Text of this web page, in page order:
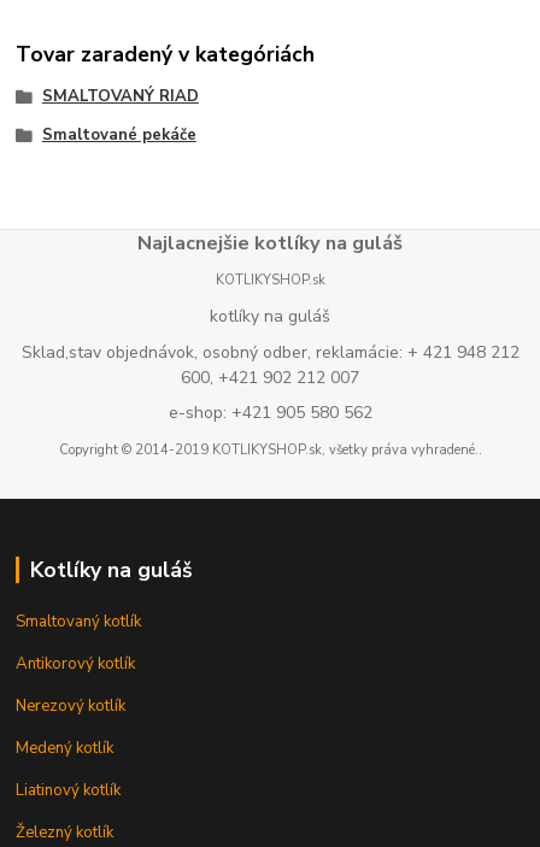
Tovar zaradený v kategóriách
SMALTOVANÝ RIAD
Smaltované pekáče
Najlacnejšie kotlíky na guláš
KOTLIKYSHOP.sk
kotlíky na guláš
Sklad,stav objednávok, osobný odber, reklamácie: + 421 948 212
600, +421 902 212 007
e-shop: +421 905 580 562
Copyright © 2014-2019 KOTLIKYSHOP.sk, všetky práva vyhradené..
Kotlíky na guláš
Smaltovaný kotlík
Antikorový kotlík
Nerezový kotlík
Medený kotlík
Liatinový kotlík
Železný kotlík